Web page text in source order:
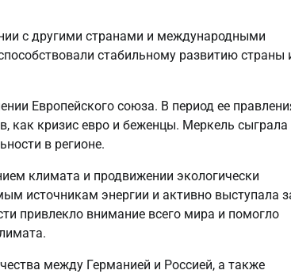
с другими странами и международными
стабильному развитию страны
Европейского союза. В период ее
как кризис евро и беженцы. Меркель сыграла
в регионе.
климата и продвижении экологически
источникам энергии и активно выступала
привлекло внимание всего мира и помогло
между Германией и Россией, а также